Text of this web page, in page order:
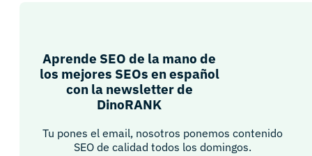
Aprende SEO de la mano de
los mejores SEOs en español
con la newsletter de
DinoRANK
Tu pones el email, nosotros ponemos contenido
SEO de calidad todos los domingos.